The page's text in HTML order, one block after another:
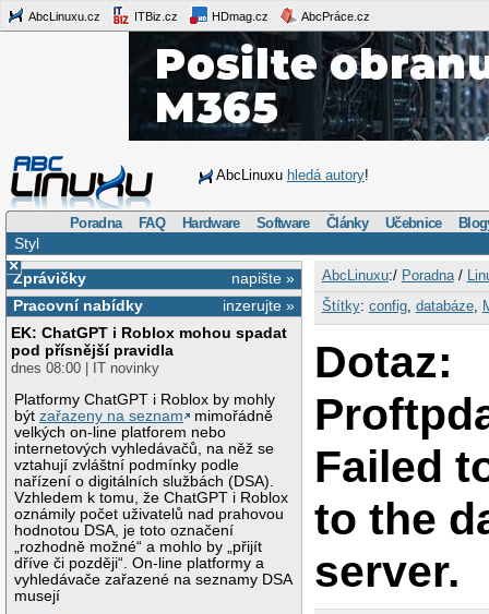
AbcLinuxu.cz ITBiz.cz HDmag.cz AbcPráce.cz
AbcLinuxu hledá autory!
Poradna FAQ Hardware Software Články Učebnice
Styl
×
napište »
Zprávičky
inzerujte »
Pracovní nabídky
EK: ChatGPT i Roblox mohou spadat
pod přísnější pravidla
dnes 08:00 | IT novinky
Platformy ChatGPT i Roblox by mohly
býtzařazeny na seznam
mimořádně
velkých on-line platforem nebo
internetových vyhledávačů, na něž se
vztahují zvláštní podmínky podle
nařízení o digitálních službách (DSA).
Vzhledem k tomu, že ChatGPT i Roblox
oznámily počet uživatelů nad prahovou
hodnotou DSA, je toto označení
„rozhodně možné“ a mohlo by „přijít
dříve či později“. On-line platformy a
vyhledávače zařazené na seznamy DSA
musejí
AbcLinuxu:/ Poradna/
Štítky: config, databáze,
Dotaz:
Failed
to the
server.